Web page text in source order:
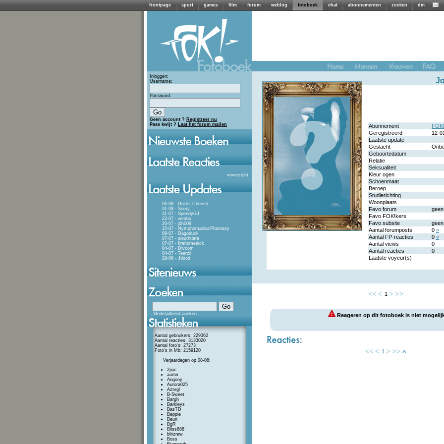
frontpage sport games film forum weblog fotoboek chat abonnementen zoeken dm
Inloggen:
Username:
Password:
Geen account ? Registreer nu
Pass kwijt ? Laat het forum mailen
»overzicht
06-08 - Uncle_Cheech
01-08 - Soury
31-07 - SpeedyGJ
22-07 - wimbo
20-07 - jdh009
15-07 - NymphomaniacPhantasy
09-07 - Dagoduck
07-07 - sleuthtiara
07-07 - firehomesick
04-07 - Divcom
04-07 - Teerzii
29-06 - Jdood
Gedetailleerd zoeken
Aantal gebruikers: 229362
Aantal reacties: 3133020
Aantal foto's: 27273
Foto's in Mb: 2159120
Verjaardagen op 08-08:
2pac
aartw
Angony
Aurora025
Aztvgl
B-Sweet
Bargh
Barkleys
BasTD
Beppie
Beun
BgR
Bliss888
blitzrew
Boss
Abonnement
Geregistreerd
12-
Laatste update
-
Geslacht
Geboortedatum
Relatie
Seksualiteit
Kleur ogen
Schoenmaat
Beroep
Studierichting
Woonplaats
Favo forum
geen
Favo FOK!kers
Favo subsite
geen
Aantal forumposts
0 »
Aantal FP-reacties
0 »
Aantal views
0
Aantal reacties
0
Laatste voyeur(s)
1
Reageren op dit fotoboek is niet
1